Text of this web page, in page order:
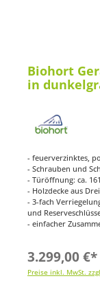
Biohort
in
- feuerverzinktes,
- Schrauben und
- Türöffnung: ca.
- Holzdecke aus
- 3-fach
und
- einfacher
3.299,00 €*
Preise inkl. MwSt.